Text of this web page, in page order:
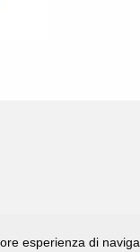
esperienza di